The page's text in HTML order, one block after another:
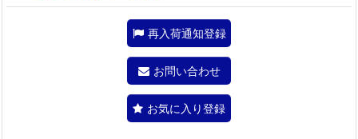
再入荷通知登録
お問い合わせ
お気に入り登録